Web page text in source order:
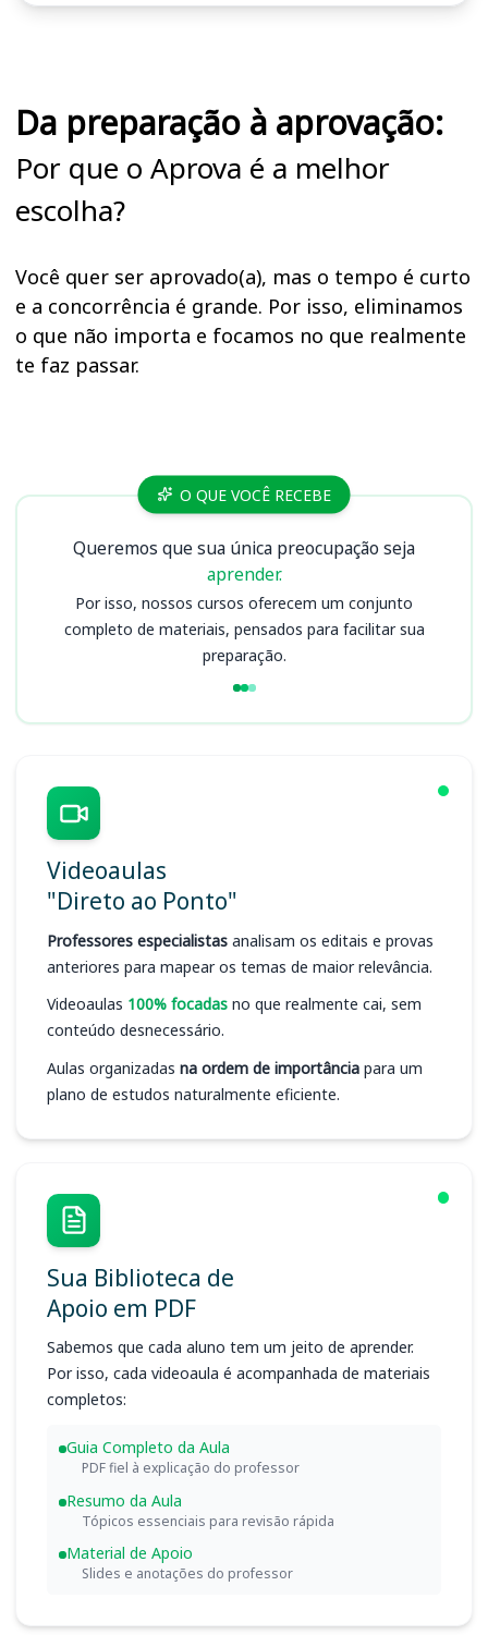
Da preparação à aprovação:
Por que o Aprova é a melhor
escolha?
Você quer ser aprovado(a), mas o tempo é curto
e a concorrência é grande. Por isso, eliminamos
o que não importa e focamos no que realmente
te faz passar.
Cursos O QUE VOCÊ RECEBE
Queremos que sua única preocupação seja
aprender.
Por isso, nossos cursos oferecem um conjunto
completo de materiais, pensados para facilitar sua
preparação.
Videoaulas
"Direto ao Ponto"
Professores especialistas analisam os editais e provas
anteriores para mapear os temas de maior relevância.
Videoaulas 100% focadas no que realmente cai, sem
conteúdo desnecessário.
Aulas organizadas na ordem de importância para um
plano de estudos naturalmente eficiente.
Sua Biblioteca de
Apoio em PDF
Sabemos que cada aluno tem um jeito de aprender.
Por isso, cada videoaula é acompanhada de materiais
completos:
Guia Completo da Aula
PDF fiel à explicação do professor
Resumo da Aula
Tópicos essenciais para revisão rápida
Material de Apoio
Slides e anotações do professor